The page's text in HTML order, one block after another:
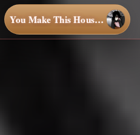
You Make This House a Home